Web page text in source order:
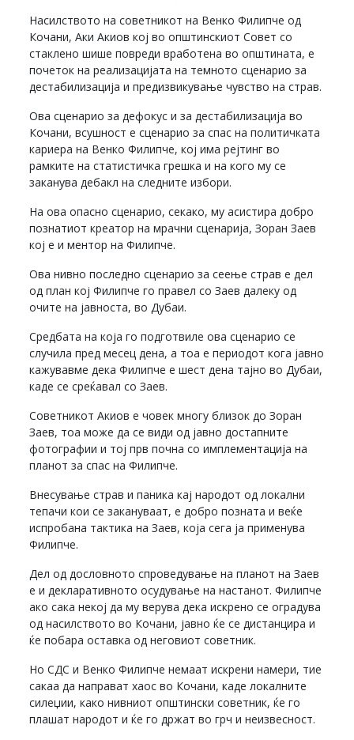
Насилството на советникот на Венко Филипче од
Кочани, Аки Акиов кој во општинскиот Совет со
стаклено шише повреди вработена во општината, е
почеток на реализацијата на темното сценарио за
дестабилизација и предизвикување чувство на страв.
Ова сценарио за дефокус и за дестабилизација во
Кочани, всушност е сценарио за спас на политичката
кариера на Венко Филипче, кој има рејтинг во
рамките на статистичка грешка и на кого му се
заканува дебакл на следните избори.
На ова опасно сценарио, секако, му асистира добро
познатиот креатор на мрачни сценарија, Зоран Заев
кој е и ментор на Филипче.
Ова нивно последно сценарио за сеење страв е дел
од план кој Филипче го правел со Заев далеку од
очите на јавноста, во Дубаи.
Средбата на која го подготвиле ова сценарио се
случила пред месец дена, а тоа е периодот кога јавно
кажувавме дека Филипче е шест дена тајно во Дубаи,
каде се среќавал со Заев.
Советникот Акиов е човек многу близок до Зоран
Заев, тоа може да се види од јавно достапните
фотографии и тој прв почна со имплементација на
планот за спас на Филипче.
Внесување страв и паника кај народот од локални
тепачи кои се закануваат, е добро позната и веќе
испробана тактика на Заев, која сега ја применува
Филипче.
Дел од дословното спроведување на планот на Заев
е и декларативното осудување на настанот. Филипче
ако сака некој да му верува дека искрено се оградува
од насилството во Кочани, јавно ќе се дистанцира и
ќе побара оставка од неговиот советник.
Но СДС и Венко Филипче немаат искрени намери, тие
сакаа да направат хаос во Кочани, каде локалните
силеџии, како нивниот општински советник, ќе го
плашат народот и ќе го држат во грч и неизвесност.